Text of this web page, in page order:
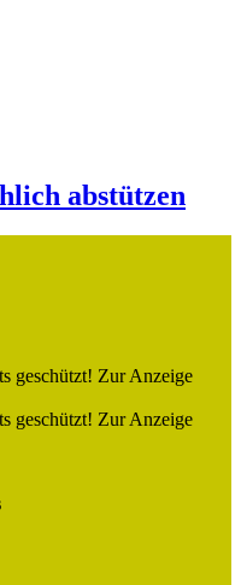
abstützen
geschützt! Zur Anzeige
geschützt! Zur Anzeige